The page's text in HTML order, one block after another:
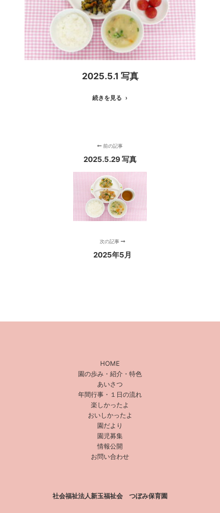
2025.5.1 写真
続きを見る
前の記事
2025.5.29 写真
次の記事
2025年5月
HOME
園の歩み・紹介・特色
あいさつ
年間行事・１日の流れ
楽しかったよ
おいしかったよ
園だより
園児募集
情報公開
お問い合わせ
社会福祉法人新玉福祉会 つぼみ保育園